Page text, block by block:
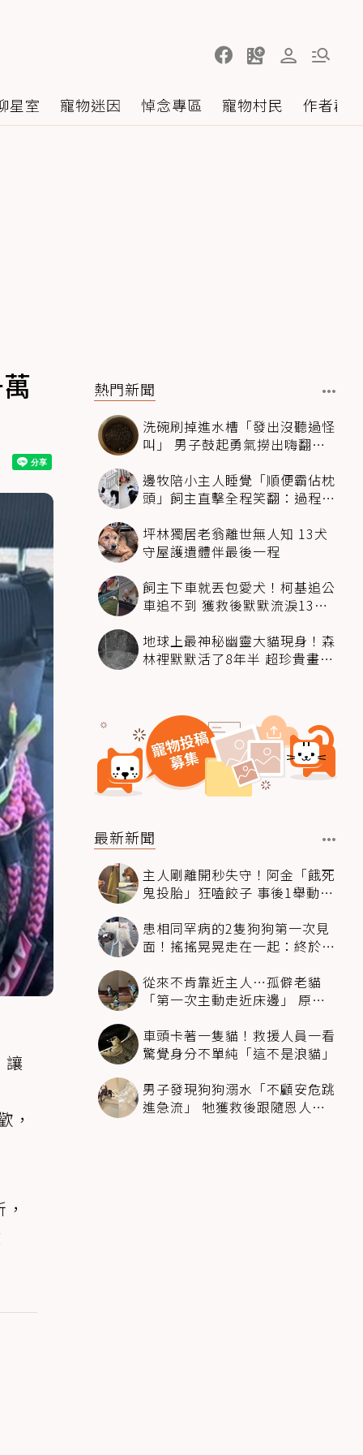
星室 寵物迷因 悼念專區 寵物村民 作者群
讓
，
熱門新聞
洗碗刷掉進水槽「發出沒聽過怪
叫」 男子鼓起勇氣撈出嗨翻：
邊牧陪小主人睡覺「順便霸佔枕
頭」飼主直擊全程笑翻：過程絲
坪林獨居老翁離世無人知 13犬
守屋護遺體伴最後一程
飼主下車就丟包愛犬！柯基追公
車追不到 獲救後默默流淚13萬
地球上最神秘幽靈大貓現身！森
林裡默默活了8年半 超珍貴畫面
最新新聞
主人剛離開秒失守！阿金「餓死
鬼投胎」狂嗑餃子 事後1舉動反
患相同罕病的2隻狗狗第一次見
面！搖搖晃晃走在一起：終於找
從來不肯靠近主人…孤僻老貓
「第一次主動走近床邊」 原因
車頭卡著一隻貓！救援人員一看
驚覺身分不單純「這不是浪貓」
男子發現狗狗溺水「不顧安危跳
進急流」 牠獲救後跟隨恩人不